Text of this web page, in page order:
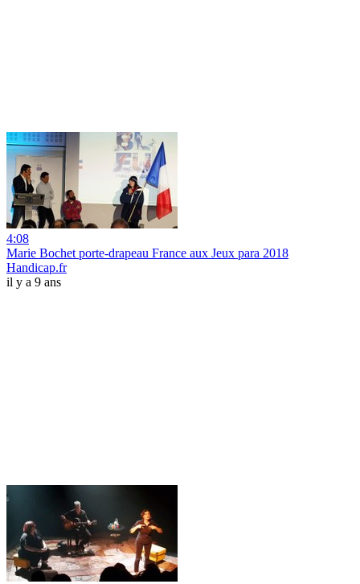
4:08
Marie Bochet porte-drapeau France aux Jeux para 2018
Handicap.fr
il y a 9 ans